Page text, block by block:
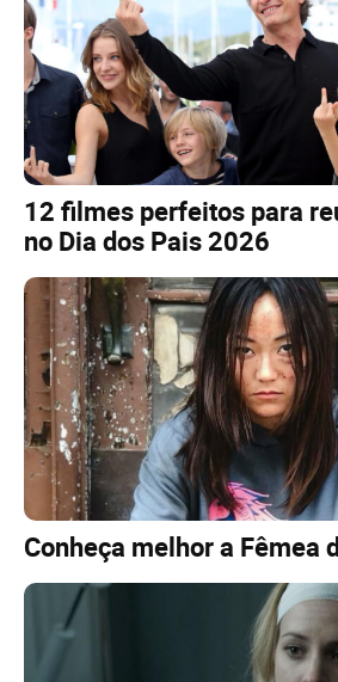
12 filmes perfeitos para
no Dia dos Pais 2026
Conheça melhor a Fêmea